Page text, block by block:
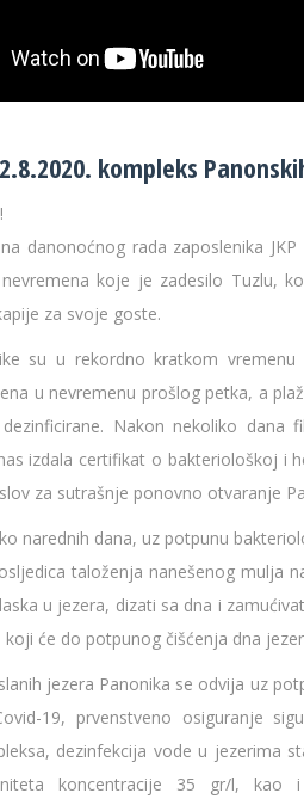
kompleks
danonoćnog rada zaposlenika
koje je zadesilo Tuzlu,
za svoje goste.
su u rekordno kratkom
u nevremenu prošlog petka, a
Nakon nekoliko dana
izdala certifikat o bakteriološkoj i
za sutrašnje ponovno otvaranje
narednih dana, uz potpunu
taloženja nanešenog mulja
u jezera, dizati sa dna i
koji će do potpunog čišćenja dna
jezera Panonika se odvija uz
19, prvenstveno osiguranje
dezinfekcija vode u jezerima
koncentracije 35 gr/l, kao